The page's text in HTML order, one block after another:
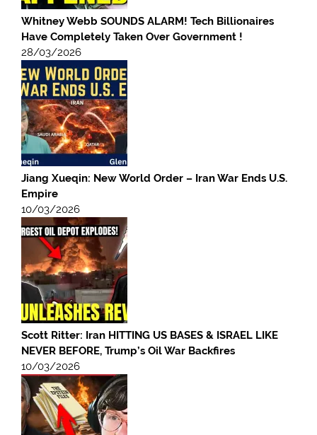
Whitney Webb SOUNDS ALARM! Tech Billionaires
Have Completely Taken Over Government !
28/03/2026
Jiang Xueqin: New World Order – Iran War Ends U.S.
Empire
10/03/2026
Scott Ritter: Iran HITTING US BASES & ISRAEL LIKE
NEVER BEFORE, Trump’s Oil War Backfires
10/03/2026